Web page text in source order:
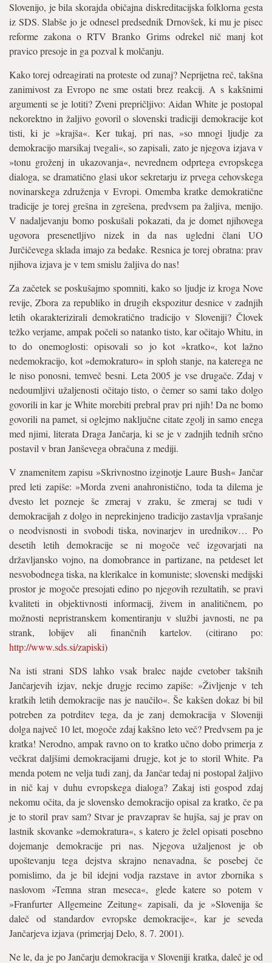
Slovenijo, je bila skorajda običajna diskreditacijska folklorna gesta
iz SDS. Slabše jo je odnesel predsednik Drnovšek, ki mu je pisec
reforme zakona o RTV Branko Grims odrekel nič manj kot
pravico presoje in ga pozval k molčanju.
Kako torej odreagirati na proteste od zunaj? Neprijetna reč, takšna
zanimivost za Evropo ne sme ostati brez reakcij. A s kakšnimi
argumenti se je lotiti? Zveni prepričljivo: Aidan White je postopal
nekorektno in žaljivo govoril o slovenski tradiciji demokracije kot
tisti, ki je »krajša«. Ker tukaj, pri nas, »so mnogi ljudje za
demokracijo marsikaj tvegali«, so zapisali, zato je njegova izjava v
»tonu groženj in ukazovanja«, nevrednem odprtega evropskega
dialoga, se dramatično glasi ukor sekretarju iz prvega cehovskega
novinarskega združenja v Evropi. Omemba kratke demokratične
tradicije je torej grešna in zgrešena, predvsem pa žaljiva, menijo.
V nadaljevanju bomo poskušali pokazati, da je domet njihovega
ugovora presenetljivo nizek in da nas ugledni člani UO
Jurčičevega sklada imajo za bedake. Resnica je torej obratna: prav
njihova izjava je v tem smislu žaljiva do nas!
Za začetek se poskušajmo spomniti, kako so ljudje iz kroga Nove
revije, Zbora za republiko in drugih ekspozitur desnice v zadnjih
letih okarakterizirali demokratično tradicijo v Sloveniji? Človek
težko verjame, ampak počeli so natanko tisto, kar očitajo Whitu, in
to do onemoglosti: opisovali so jo kot »kratko«, kot lažno
nedemokracijo, kot »demokraturo« in sploh stanje, na katerega ne
le niso ponosni, temveč besni. Leta 2005 je vse drugače. Zdaj v
nedoumljivi užaljenosti očitajo tisto, o čemer so sami tako dolgo
govorili in kar je White morebiti prebral prav pri njih! Da ne bomo
govorili na pamet, si oglejmo naključne citate zgolj in samo enega
med njimi, literata Draga Jančarja, ki se je v zadnjih tednih srčno
postavil v bran Janševega obračuna z mediji.
V znamenitem zapisu »Skrivnostno izginotje Laure Bush« Jančar
pred leti zapiše: »Morda zveni anahronistično, toda ta dilema je
dvesto let pozneje še zmeraj v zraku, še zmeraj se tudi v
demokracijah z dolgo in neprekinjeno tradicijo zastavlja vprašanje
o neodvisnosti in svobodi tiska, novinarjev in urednikov… Po
desetih letih demokracije se ni mogoče več izgovarjati na
državljansko vojno, na domobrance in partizane, na petdeset let
nesvobodnega tiska, na klerikalce in komuniste; slovenski medijski
prostor je mogoče presojati edino po njegovih rezultatih, se pravi
kvaliteti in objektivnosti informacij, živem in analitičnem, po
možnosti nepristranskem komentiranju v službi javnosti, ne pa
strank, lobijev ali finančnih kartelov. (citirano po:
http://www.sds.si/zapiski)
Na isti strani SDS lahko vsak bralec najde cvetober takšnih
Jančarjevih izjav, nekje drugje recimo zapiše: »Življenje v teh
kratkih letih demokracije nas je naučilo«. Še kakšen dokaz bi bil
potreben za potrditev tega, da je zanj demokracija v Sloveniji
dolga največ 10 let, mogoče zdaj kakšno leto več? Predvsem pa je
kratka! Nerodno, ampak ravno on to kratko učno dobo primerja z
večkrat daljšimi demokracijami drugje, kot je to storil White. Pa
menda potem ne velja tudi zanj, da Jančar tedaj ni postopal žaljivo
in nič kaj v duhu evropskega dialoga? Zakaj isti gospod zdaj
nekomu očita, da je slovensko demokracijo opisal za kratko, če pa
je to storil prav sam? Stvar je pravzaprav še hujša, saj je prav on
lastnik skovanke »demokratura«, s katero je želel opisati posebno
dojemanje demokracije pri nas. Njegova užaljenost je ob
upoštevanju tega dejstva skrajno nenavadna, še posebej če
pomislimo, da je bil idejni vodja razstave in avtor zbornika s
naslovom »Temna stran meseca«, glede katere so potem v
»Franfurter Allgemeine Zeitung« zapisali, da je »Slovenija še
daleč od standardov evropske demokracije«, kar je seveda
Jančarjeva izjava (primerjaj Delo, 8. 7. 2001).
Ne le, da je po Jančarju demokracija v Sloveniji kratka, daleč je od